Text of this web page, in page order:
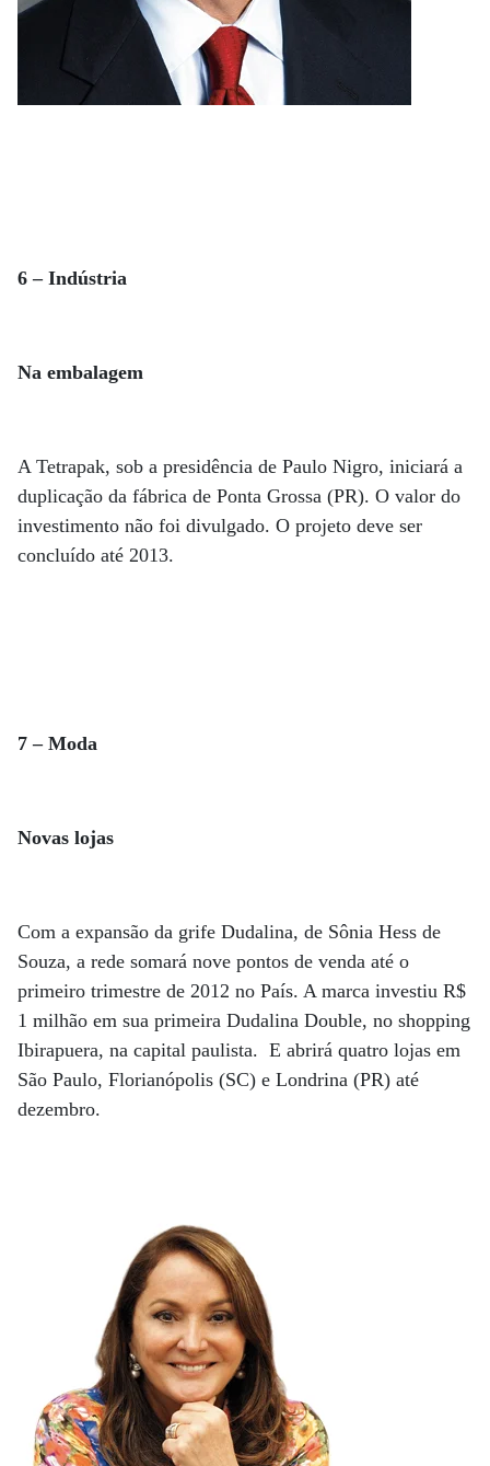
6 – Indústria
Na embalagem
A Tetrapak, sob a presidência de Paulo Nigro, iniciará a
duplicação da fábrica de Ponta Grossa (PR). O valor do
investimento não foi divulgado. O projeto deve ser
concluído até 2013.
7 – Moda
Novas lojas
Com a expansão da grife Dudalina, de Sônia Hess de
Souza, a rede somará nove pontos de venda até o
primeiro trimestre de 2012 no País. A marca investiu R$
1 milhão em sua primeira Dudalina Double, no shopping
Ibirapuera, na capital paulista. E abrirá quatro lojas em
São Paulo, Florianópolis (SC) e Londrina (PR) até
dezembro.